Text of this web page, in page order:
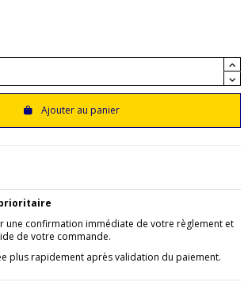
Ajouter au panier
une confirmation immédiate de votre règlement et
de votre commande.
plus rapidement après validation du paiement.